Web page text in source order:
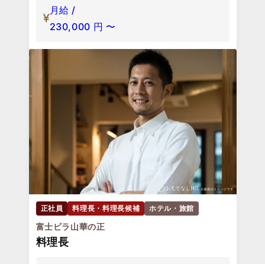
月給 /
230,000 円 〜
正社員 料理長・料理長候補 ホテル・旅館
富士ビラ山華の正
料理長